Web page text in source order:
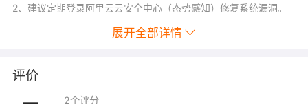
2、建议定期登录阿里云云安全中心（态势感知）修复系统漏洞。
攻击告警等，详情参考：
https://help.aliyun.com/product/28498.html
（2）云监控：云监控服务可用于收集获取阿里云资源的监控指
展开全部详情
评价
2个评分